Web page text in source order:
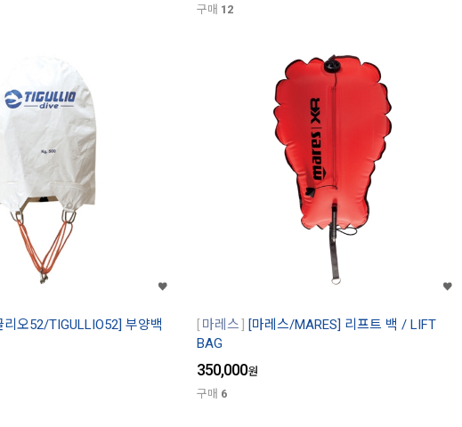
구매 12
리오52/TIGULLIO52] 부양백 마레스
[마레스/MARES] 리프트 백 / LIFT
BAG
350,000원
구매 6